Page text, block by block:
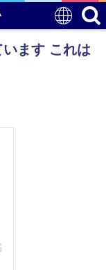
ます これは